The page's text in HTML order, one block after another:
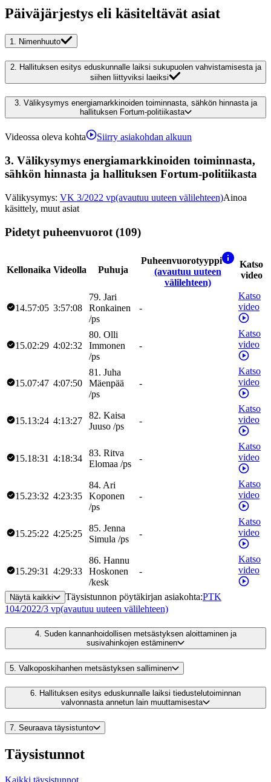
Päiväjärjestys eli käsiteltävät asiat
1. Nimenhuuto
2. Hallituksen esitys eduskunnalle laiksi sukupuolen vahvistamisesta ja
siihen liittyviksi laeiksi
3. Välikysymys energiamarkkinoiden toiminnasta, sähkön hinnasta ja
hallituksen Fortum-politiikasta
Videossa oleva kohta Siirry asiakohdan alkuun
3. Välikysymys energiamarkkinoiden toiminnasta,
sähkön hinnasta ja hallituksen Fortum-politiikasta
Välikysymys: VK 3/2022 vp(avautuu uuteen välilehteen)Ainoa
käsittely, muut asiat
Pidetyt puheenvuorot (109)
Kellonaika Videolla Puhuja
Puheenvuorotyyppi
(avautuu uuteen
välilehteen)
Katso
video
14.57:05 3:57:08
79. Jari
Ronkainen
/ps
-
Katso
video
15.02:29 4:02:32
80. Olli
Immonen
/ps
-
Katso
video
15.07:47 4:07:50
81 . Juha
Mäenpää
/ps
-
Katso
video
15.13:24 4:13:27
82. Kaisa
Juuso /ps
-
Katso
video
15.18:31 4:18:34
83. Ritva
Elomaa /ps
-
Katso
video
15.23:32 4:23:35
84. Ari
Koponen
/ps
-
Katso
video
15.25:22 4:25:25
85. Jenna
Simula /ps
-
Katso
video
15.29:31 4:29:33
86. Hannu
Hoskonen
/kesk
-
Katso
video
Näytä kaikki Täysistunnon pöytäkirjan asiakohta:PTK
104/2022/3 vp(avautuu uuteen välilehteen)
4. Suden kannanhoidollisen metsästyksen aloittaminen ja
susivahinkojen estäminen
5. Valkoposkihanhen metsästyksen salliminen
6. Hallituksen esitys eduskunnalle laiksi tiedustelutoiminnan
valvonnasta annetun lain muuttamisesta
7. Seuraava täysistunto
Täysistunnot
Kaikki täysistunnot